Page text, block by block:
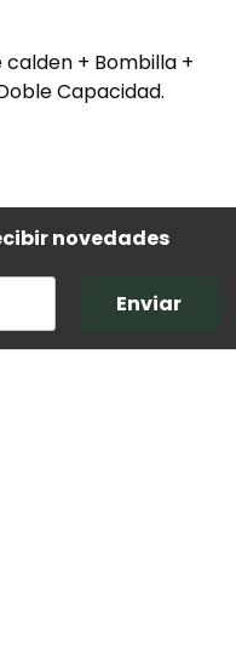
+ Bombilla +
Capacidad.
novedades
Enviar